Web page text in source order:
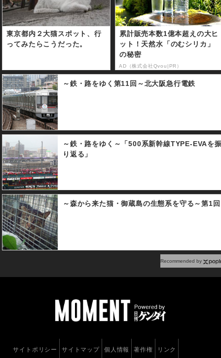
東京都内２大猫スポット、行
ってみたらこうだった。
累計販売本数1億本超えの大ヒ
ット！天然水「のむシリカ」
の秘密
AD（株式会社Qvou|PR）
～鉄・路をゆく第11回～北大阪急行電鉄
～鉄・路をゆく～「500系新幹線TYPE-EVAを
り返る」
～森から来た猫・御蔵島の生態系を守る～第1回
Recommended by
サイトポリシー サイトマップ 個人情報 著作権 リンク